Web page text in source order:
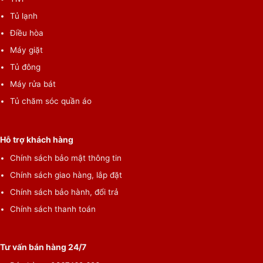
Tủ lạnh
Điều hòa
Máy giặt
Tủ đông
Máy rửa bát
Tủ chăm sóc quần áo
Hỗ trợ khách hàng
Chính sách bảo mật thông tin
Chính sách giao hàng, lắp đặt
Chính sách bảo hành, đổi trả
Chính sách thanh toán
Tư vấn bán hàng 24/7